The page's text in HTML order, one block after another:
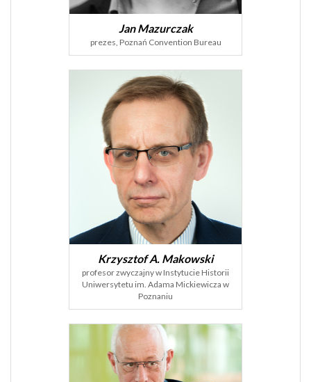
Jan Mazurczak
prezes, Poznań Convention Bureau
Krzysztof A. Makowski
profesor zwyczajny w Instytucie Historii
Uniwersytetu im. Adama Mickiewicza w
Poznaniu